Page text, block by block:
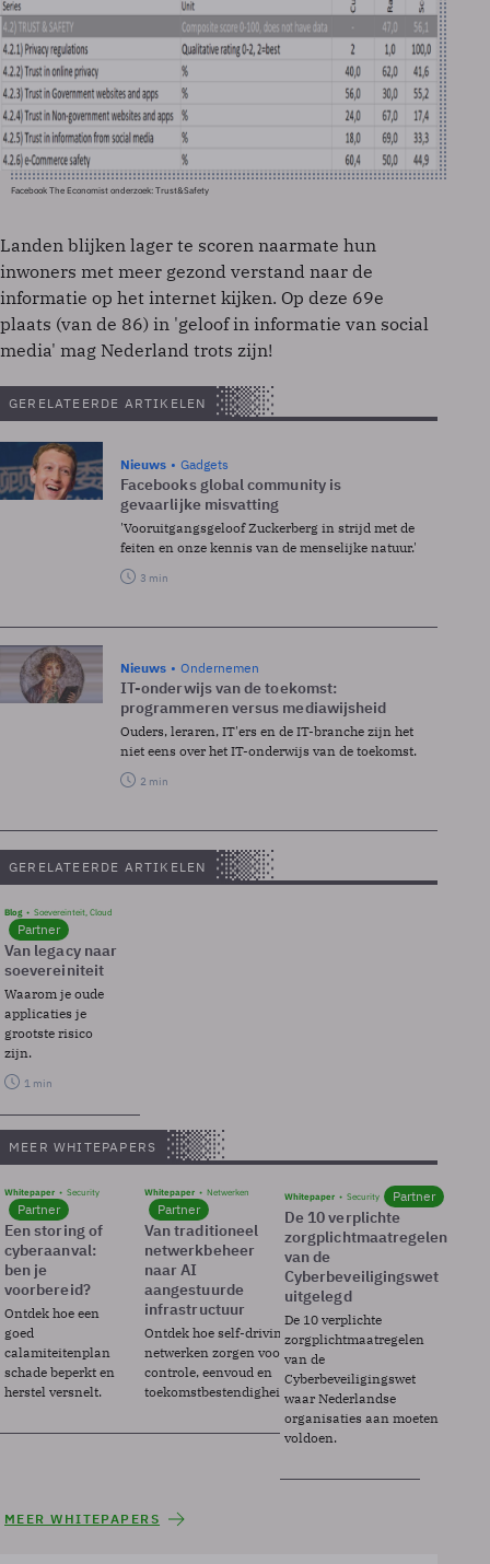
Facebook The Economist onderzoek: Trust&Safety
Landen blijken lager te scoren naarmate hun
inwoners met meer gezond verstand naar de
informatie op het internet kijken. Op deze 69e
plaats (van de 86) in 'geloof in informatie van social
media' mag Nederland trots zijn!
GERELATEERDE ARTIKELEN
Nieuws Gadgets
Facebooks global community is
gevaarlijke misvatting
'Vooruitgangsgeloof Zuckerberg in strijd met de
feiten en onze kennis van de menselijke natuur.'
3 min
Nieuws Ondernemen
IT-onderwijs van de toekomst:
programmeren versus mediawijsheid
Ouders, leraren, IT'ers en de IT-branche zijn het
niet eens over het IT-onderwijs van de toekomst.
2 min
GERELATEERDE ARTIKELEN
Blog Soevereinteit, Cloud
Partner
Van legacy naar
soevereiniteit
Waarom je oude
applicaties je
grootste risico
zijn.
1 min
MEER WHITEPAPERS
Whitepaper Security
Partner
Een storing of
cyberaanval:
ben je
voorbereid?
Ontdek hoe een
goed
calamiteitenplan
schade beperkt en
herstel versnelt.
Whitepaper Netwerken
Partner
Van traditioneel
netwerkbeheer
naar AI
aangestuurde
infrastructuur
Ontdek hoe self-driving
netwerken zorgen voor
controle, eenvoud en
toekomstbestendigheid.
Whitepaper Security Partner
De 10 verplichte
zorgplichtmaatregelen
van de
Cyberbeveiligingswet
uitgelegd
De 10 verplichte
zorgplichtmaatregelen
van de
Cyberbeveiligingswet
waar Nederlandse
organisaties aan moeten
voldoen.
MEER WHITEPAPERS